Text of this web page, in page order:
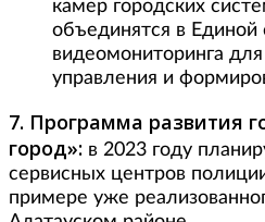
камер городских
объединятся в Единой
видеомониторинга
управления и
7. Программа развития
город»: в 2023 году
сервисных центров
примере уже